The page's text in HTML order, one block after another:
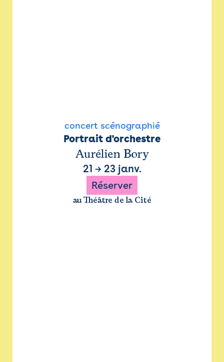
concert scénographié
Portrait d'orchestre
Aurélien Bory
21 → 23 janv.
Réserver
au Théâtre de la Cité